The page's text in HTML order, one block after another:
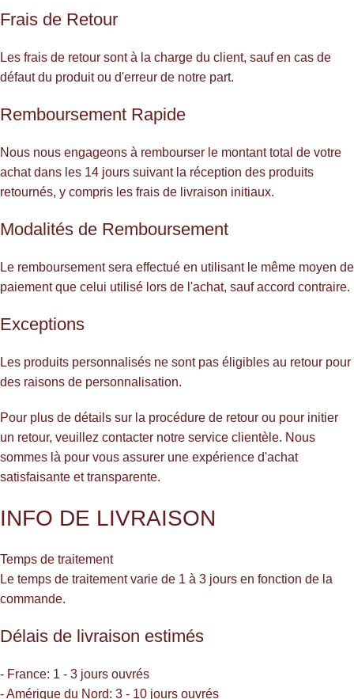
Frais de Retour
Les frais de retour sont à la charge du client, sauf en cas de
défaut du produit ou d'erreur de notre part.
Remboursement Rapide
Nous nous engageons à rembourser le montant total de votre
achat dans les 14 jours suivant la réception des produits
retournés, y compris les frais de livraison initiaux.
Modalités de Remboursement
Le remboursement sera effectué en utilisant le même moyen de
paiement que celui utilisé lors de l'achat, sauf accord contraire.
Exceptions
Les produits personnalisés ne sont pas éligibles au retour pour
des raisons de personnalisation.
Pour plus de détails sur la procédure de retour ou pour initier
un retour, veuillez contacter notre service clientèle. Nous
sommes là pour vous assurer une expérience d'achat
satisfaisante et transparente.
INFO DE LIVRAISON
Temps de traitement
Le temps de traitement varie de 1 à 3 jours en fonction de la
commande.
Délais de livraison estimés
- France: 1 - 3 jours ouvrés
- Amérique du Nord: 3 - 10 jours ouvrés